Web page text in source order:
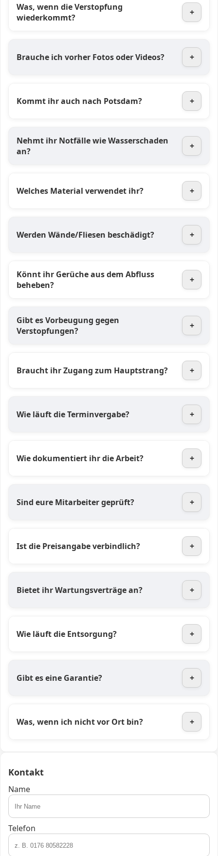
Was, wenn die Verstopfung
wiederkommt?
+
Brauche ich vorher Fotos oder Videos? +
Kommt ihr auch nach Potsdam? +
Nehmt ihr Notfälle wie Wasserschaden
an?
+
Welches Material verwendet ihr? +
Werden Wände/Fliesen beschädigt? +
Könnt ihr Gerüche aus dem Abfluss
beheben?
+
Gibt es Vorbeugung gegen
Verstopfungen?
+
Braucht ihr Zugang zum Hauptstrang? +
Wie läuft die Terminvergabe? +
Wie dokumentiert ihr die Arbeit? +
Sind eure Mitarbeiter geprüft? +
Ist die Preisangabe verbindlich? +
Bietet ihr Wartungsverträge an? +
Wie läuft die Entsorgung? +
Gibt es eine Garantie? +
Was, wenn ich nicht vor Ort bin? +
Kontakt
Name
Telefon